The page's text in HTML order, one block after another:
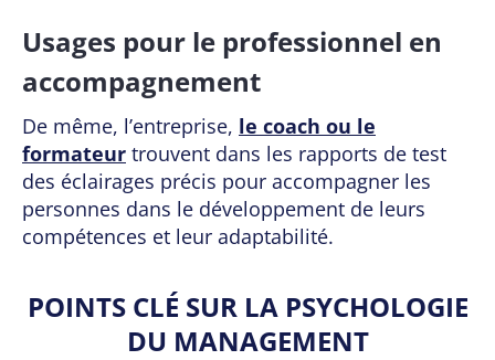
Usages pour le professionnel en
accompagnement
De même, l’entreprise, le coach ou le
formateur trouvent dans les rapports de test
des éclairages précis pour accompagner les
personnes dans le développement de leurs
compétences et leur adaptabilité.
POINTS CLÉ SUR LA PSYCHOLOGIE
DU MANAGEMENT